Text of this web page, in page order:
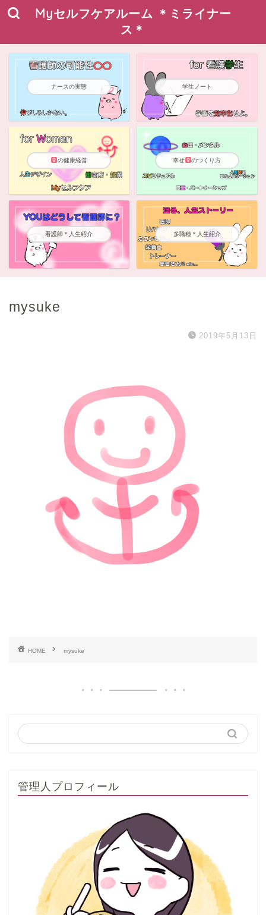
Myセルフケアルーム ＊ミライナー
ス＊
ナースの実態 学生ノート
の健康経営 幸せ のつくり方
看護師＊人生紹介 多職種＊人生紹介
mysuke
2019年5月13日
HOME mysuke
管理人プロフィール